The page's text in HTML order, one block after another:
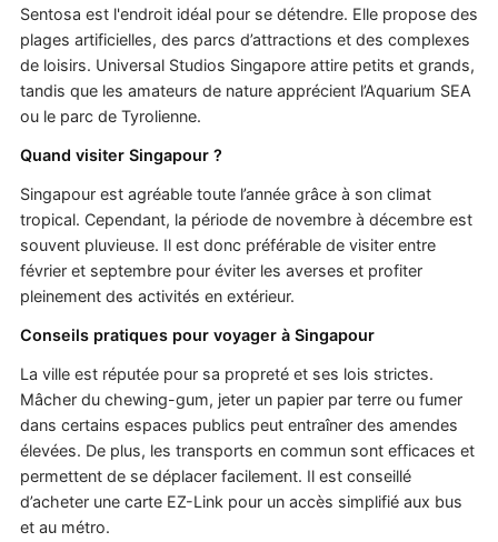
Sentosa est l'endroit idéal pour se détendre. Elle propose des
plages artificielles, des parcs d’attractions et des complexes
de loisirs. Universal Studios Singapore attire petits et grands,
tandis que les amateurs de nature apprécient l’Aquarium SEA
ou le parc de Tyrolienne.
Quand visiter Singapour ?
Singapour est agréable toute l’année grâce à son climat
tropical. Cependant, la période de novembre à décembre est
souvent pluvieuse. Il est donc préférable de visiter entre
février et septembre pour éviter les averses et profiter
pleinement des activités en extérieur.
Conseils pratiques pour voyager à Singapour
La ville est réputée pour sa propreté et ses lois strictes.
Mâcher du chewing-gum, jeter un papier par terre ou fumer
dans certains espaces publics peut entraîner des amendes
élevées. De plus, les transports en commun sont efficaces et
permettent de se déplacer facilement. Il est conseillé
d’acheter une carte EZ-Link pour un accès simplifié aux bus
et au métro.